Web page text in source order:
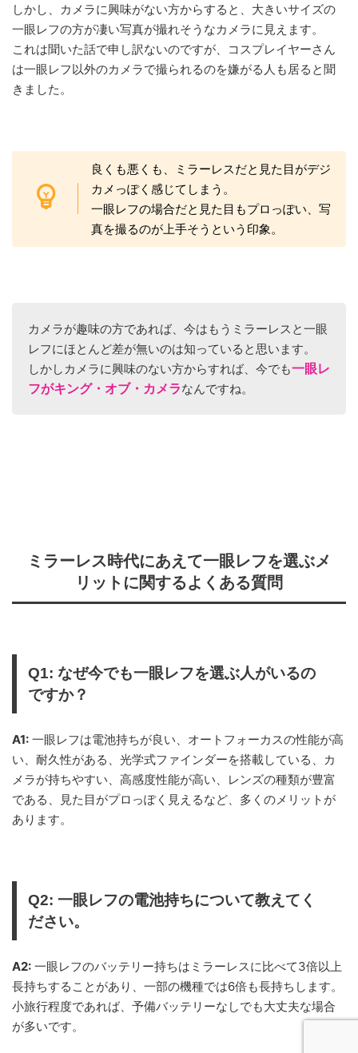
しかし、カメラに興味がない方からすると、大きいサイズの
一眼レフの方が凄い写真が撮れそうなカメラに見えます。
これは聞いた話で申し訳ないのですが、コスプレイヤーさん
は一眼レフ以外のカメラで撮られるのを嫌がる人も居ると聞
きました。
良くも悪くも、ミラーレスだと見た目がデジ
カメっぽく感じてしまう。
一眼レフの場合だと見た目もプロっぽい、写
真を撮るのが上手そうという印象。
カメラが趣味の方であれば、今はもうミラーレスと一眼
レフにほとんど差が無いのは知っていると思います。
しかしカメラに興味のない方からすれば、今でも一眼レ
フがキング・オブ・カメラなんですね。
ミラーレス時代にあえて一眼レフを選ぶメ
リットに関するよくある質問
Q1: なぜ今でも一眼レフを選ぶ人がいるの
ですか？
A1: 一眼レフは電池持ちが良い、オートフォーカスの性能が高
い、耐久性がある、光学式ファインダーを搭載している、カ
メラが持ちやすい、高感度性能が高い、レンズの種類が豊富
である、見た目がプロっぽく見えるなど、多くのメリットが
あります。
Q2: 一眼レフの電池持ちについて教えてく
ださい。
A2: 一眼レフのバッテリー持ちはミラーレスに比べて3倍以上
長持ちすることがあり、一部の機種では6倍も長持ちします。
小旅行程度であれば、予備バッテリーなしでも大丈夫な場合
が多いです。